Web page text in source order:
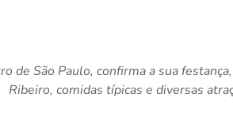
de São Paulo, confirma a sua
Ribeiro, comidas típicas e diversas